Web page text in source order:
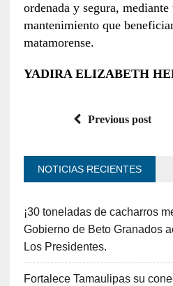
ordenada y segura,
mantenimiento que
matamorense.
YADIRA ELIZABETH
Previous post
NOTICIAS RECIENTES
¡30 toneladas de cacharros
Gobierno de Beto Granados
Los Presidentes.
Fortalece Tamaulipas su